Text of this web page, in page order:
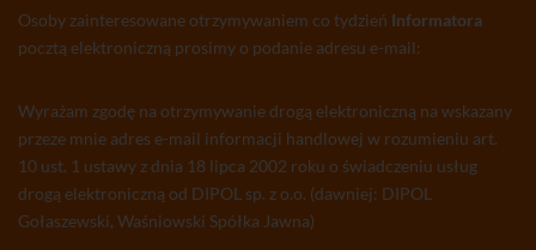
Osoby zainteresowane otrzymywaniem co tydzień Informatora
pocztą elektroniczną prosimy o podanie adresu e-mail:
Wyrażam zgodę na otrzymywanie drogą elektroniczną na wskazany
przeze mnie adres e-mail informacji handlowej w rozumieniu art.
10 ust. 1 ustawy z dnia 18 lipca 2002 roku o świadczeniu usług
drogą elektroniczną od DIPOL sp. z o.o. (dawniej: DIPOL
Gołaszewski, Waśniowski Spółka Jawna)